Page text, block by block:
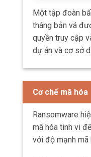
Một tập đoàn
tháng bản vá
quyền truy cập
dự án và cơ sở
Cơ chế mã hóa
Ransomware
mã hóa tinh vi
với độ mạnh mã